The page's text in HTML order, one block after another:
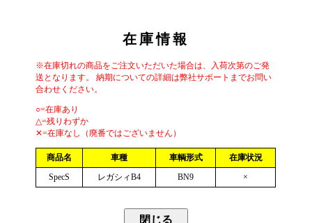
在庫情報
※在庫切れの商品をご注文いただいた場合は、入荷次第のご発
送となります。 納期についての詳細は弊社サポートまでお問い
合わせください。
○=在庫あり
△=残りわずか
✕=在庫なし（廃番ではございません）
商品名 車種 車輌形式
在庫状況
SpecS
レガシィB4 BN9 ×